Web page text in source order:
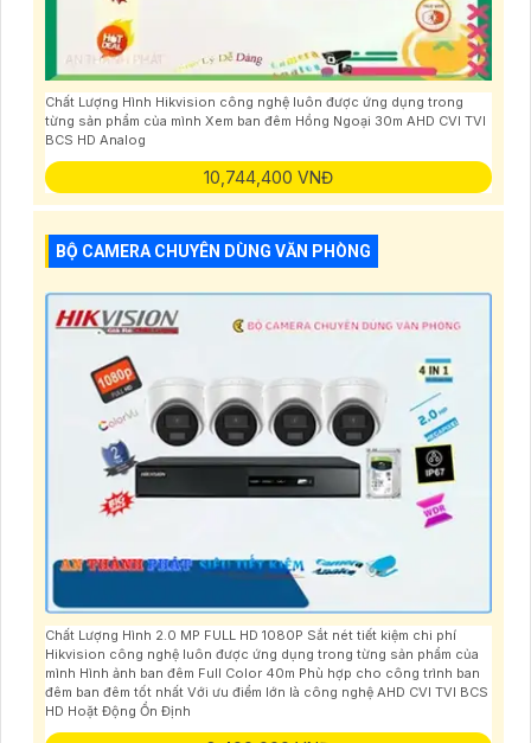
Chất Lượng Hình Hikvision công nghệ luôn được ứng dụng trong
từng sản phẩm của mình Xem ban đêm Hồng Ngoại 30m AHD CVI TVI
BCS HD Analog
10,744,400 VNĐ
BỘ CAMERA CHUYÊN DÙNG VĂN PHÒNG
Chất Lượng Hình 2.0 MP FULL HD 1080P Sắt nét tiết kiệm chi phí
Hikvision công nghệ luôn được ứng dụng trong từng sản phẩm của
mình Hình ảnh ban đêm Full Color 40m Phù hợp cho công trình ban
đêm ban đêm tốt nhất Với ưu điểm lớn là công nghệ AHD CVI TVI BCS
HD Hoặt Động Ổn Định